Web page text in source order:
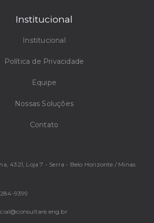
Institucional
Institucional
Política de Privacidade
Equipe
Nossas Soluções
Contato
4321, Loja 7 - Serra - Belo Horizonte / Minas
9399